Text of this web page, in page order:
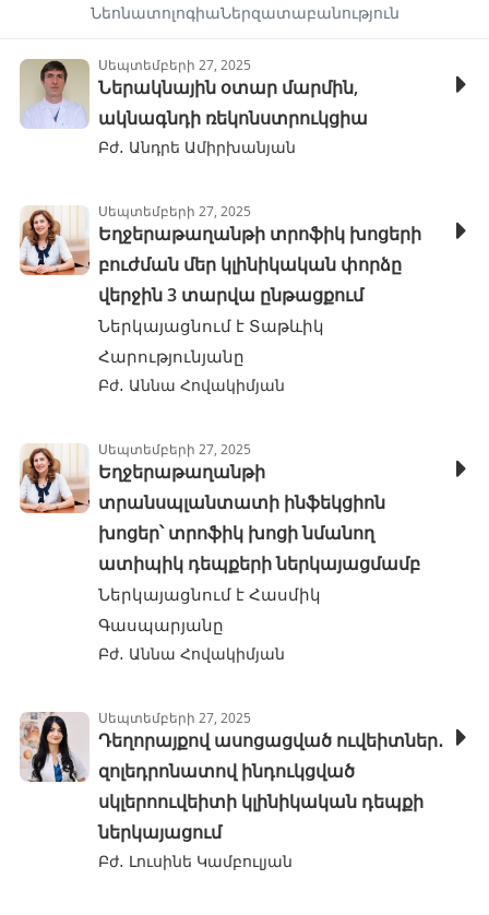
ՆեոնատոլոգիաՆերզատաբանություն
Սեպտեմբերի 27, 2025
Ներակնային օտար մարմին,
ակնագնդի ռեկոնստրուկցիա
Բժ․ Անդրե Ամիրխանյան
Սեպտեմբերի 27, 2025
Եղջերաթաղանթի տրոֆիկ խոցերի
բուժման մեր կլինիկական փորձը
վերջին 3 տարվա ընթացքում
Ներկայացնում է Տաթևիկ
Հարությունյանը
Բժ․ Աննա Հովակիմյան
Սեպտեմբերի 27, 2025
Եղջերաթաղանթի
տրանսպլանտատի ինֆեկցիոն
խոցեր՝ տրոֆիկ խոցի նմանող
ատիպիկ դեպքերի ներկայացմամբ
Ներկայացնում է Հասմիկ
Գասպարյանը
Բժ․ Աննա Հովակիմյան
Սեպտեմբերի 27, 2025
Դեղորայքով ասոցացված ուվեիտներ․
զոլեդրոնատով ինդուկցված
սկլերոուվեիտի կլինիկական դեպքի
ներկայացում
Բժ․ Լուսինե Կամբուլյան